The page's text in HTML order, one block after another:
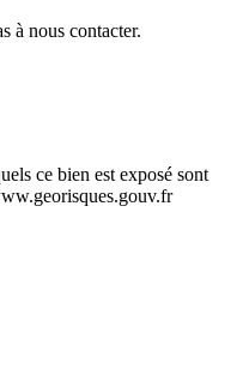
à nous contacter.
ce bien est exposé sont